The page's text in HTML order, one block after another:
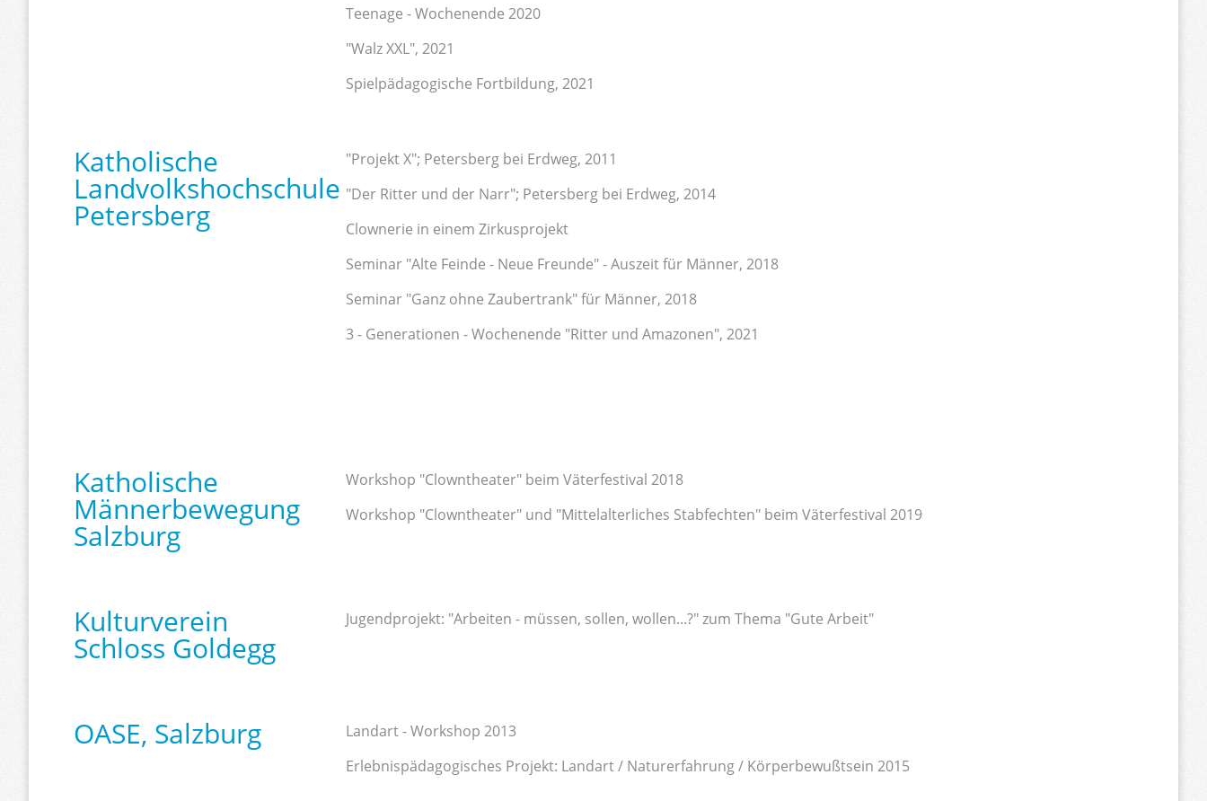
Teenage - Wochenende 2020
"Walz XXL", 2021
Spielpädagogische Fortbildung, 2021
Katholische
Landvolkshochschule
Petersberg
"Projekt X"; Petersberg bei Erdweg, 2011
"Der Ritter und der Narr"; Petersberg bei Erdweg, 2014
Clownerie in einem Zirkusprojekt
Seminar "Alte Feinde - Neue Freunde" - Auszeit für Männer, 2018
Seminar "Ganz ohne Zaubertrank" für Männer, 2018
3 - Generationen - Wochenende "Ritter und Amazonen", 2021
Katholische
Männerbewegung
Salzburg
Workshop "Clowntheater" beim Väterfestival 2018
Workshop "Clowntheater" und "Mittelalterliches Stabfechten" beim Väterfestival 2019
Kulturverein
Schloss Goldegg
Jugendprojekt: "Arbeiten - müssen, sollen, wollen...?" zum Thema "Gute Arbeit"
OASE, Salzburg
Landart - Workshop 2013
Erlebnispädagogisches Projekt: Landart / Naturerfahrung / Körperbewußtsein 2015